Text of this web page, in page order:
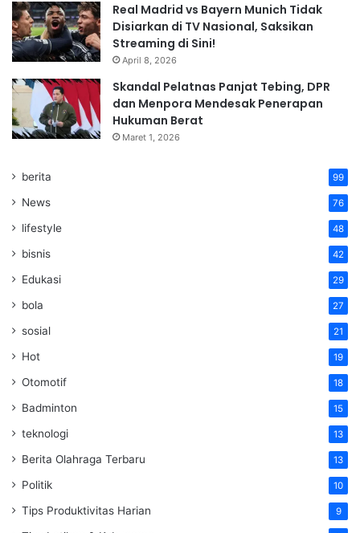
Real Madrid vs Bayern Munich Tidak
Disiarkan di TV Nasional, Saksikan
Streaming di Sini!
April 8, 2026
Skandal Pelatnas Panjat Tebing, DPR
dan Menpora Mendesak Penerapan
Hukuman Berat
Maret 1, 2026
berita 99
News 76
lifestyle 48
bisnis 42
Edukasi 29
bola 27
sosial 21
Hot 19
Otomotif 18
Badminton 15
teknologi 13
Berita Olahraga Terbaru 13
Politik 10
Tips Produktivitas Harian 9